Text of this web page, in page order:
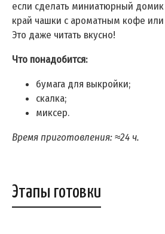
если сделать миниатюрный домик
край чашки с ароматным кофе
Это даже читать вкусно!
Что понадобится:
бумага для выкройки;
скалка;
миксер.
Время приготовления: ≈24 ч.
Этапы готовки